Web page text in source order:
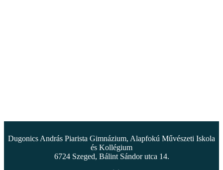
Dugonics András Piarista Gimnázium, Alapfokú Művészeti Iskola
és Kollégium
6724 Szeged, Bálint Sándor utca 14.